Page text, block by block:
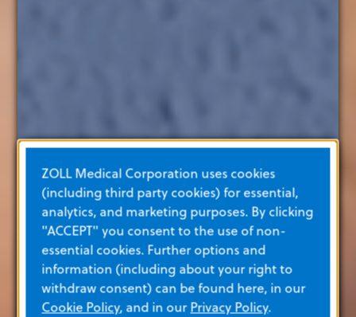
ZOLL Medical Corporation uses cookies
(including third party cookies) for essential,
analytics, and marketing purposes. By clicking
"ACCEPT" you consent to the use of non-
essential cookies. Further options and
information (including about your right to
withdraw consent) can be found here, in our
Cookie Policy, and in ourPrivacy Policy.